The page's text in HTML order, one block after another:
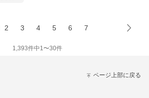
2 3 4 5 6 7
1,393件中1〜30件
ページ上部に戻る